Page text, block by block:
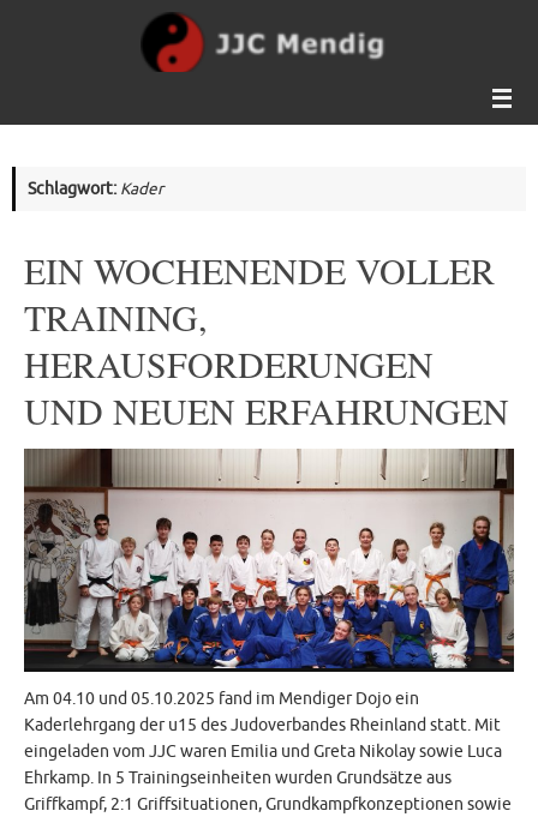
Schlagwort: Kader
EIN WOCHENENDE VOLLER
TRAINING,
HERAUSFORDERUNGEN
UND NEUEN ERFAHRUNGEN
Am 04.10 und 05.10.2025 fand im Mendiger Dojo ein
Kaderlehrgang der u15 des Judoverbandes Rheinland statt. Mit
eingeladen vom JJC waren Emilia und Greta Nikolay sowie Luca
Ehrkamp. In 5 Trainingseinheiten wurden Grundsätze aus
Griffkampf, 2:1 Griffsituationen, Grundkampfkonzeptionen sowie